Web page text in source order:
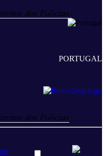
dos Polícias.
PORTUGAL
dos Polícias
Dark